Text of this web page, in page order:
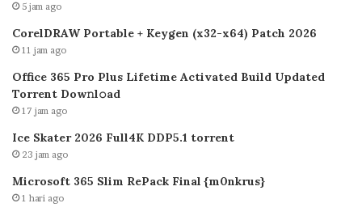
5 jam ago
CorelDRAW Portable + Keygen (x32-x64) Patch 2026
11 jam ago
Office 365 Pro Plus Lifetime Activated Build Updated
Torrent Dow𝚗l𝚘аd
17 jam ago
Ice Skater 2026 Full4K DDP5.1 torrent
23 jam ago
Microsoft 365 Slim RePack Final {m0nkrus}
1 hari ago